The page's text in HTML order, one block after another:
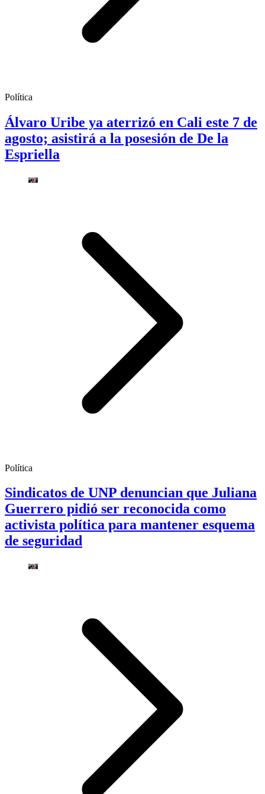
Política
Álvaro Uribe ya aterrizó en Cali este 7 de
agosto; asistirá a la posesión de De la
Espriella
Política
Sindicatos de UNP denuncian que Juliana
Guerrero pidió ser reconocida como
activista política para mantener esquema
de seguridad